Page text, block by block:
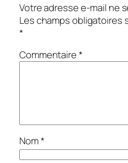
Votre adresse e-mail ne
Les champs obligatoires
*
Commentaire*
Nom*